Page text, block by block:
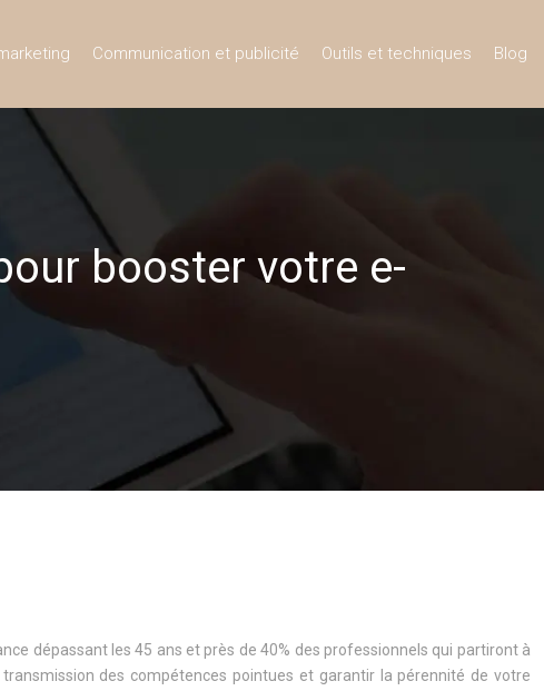
Communication et publicité Outils et techniques Blog
booster votre e-
dépassant les 45 ans et près de 40% des professionnels qui partiront à
des compétences pointues et garantir la pérennité de votre